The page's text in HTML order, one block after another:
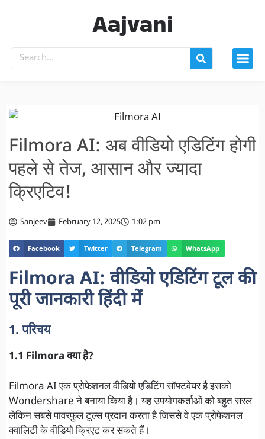
Aajvani
Filmora AI: अब वीडियो एडिटिंग होगी
पहले से तेज, आसान और ज्यादा
क्रिएटिव!
Sanjeev February 12, 2025 1:02 pm
Facebook Twitter Telegram WhatsApp
Filmora AI: वीडियो एडिटिंग टूल की
पूरी जानकारी हिंदी में
1. परिचय
1.1 Filmora क्या है?
Filmora AI एक प्रोफेशनल वीडियो एडिटिंग सॉफ्टवेयर है इसको
Wondershare ने बनाया किया है। यह उपयोगकर्ताओं को बहुत सरल
लेकिन सबसे पावरफुल टूल्स प्रदान करता है जिससे वे एक प्रोफेशनल
क्वालिटी के वीडियो क्रिएट कर सकते हैं।